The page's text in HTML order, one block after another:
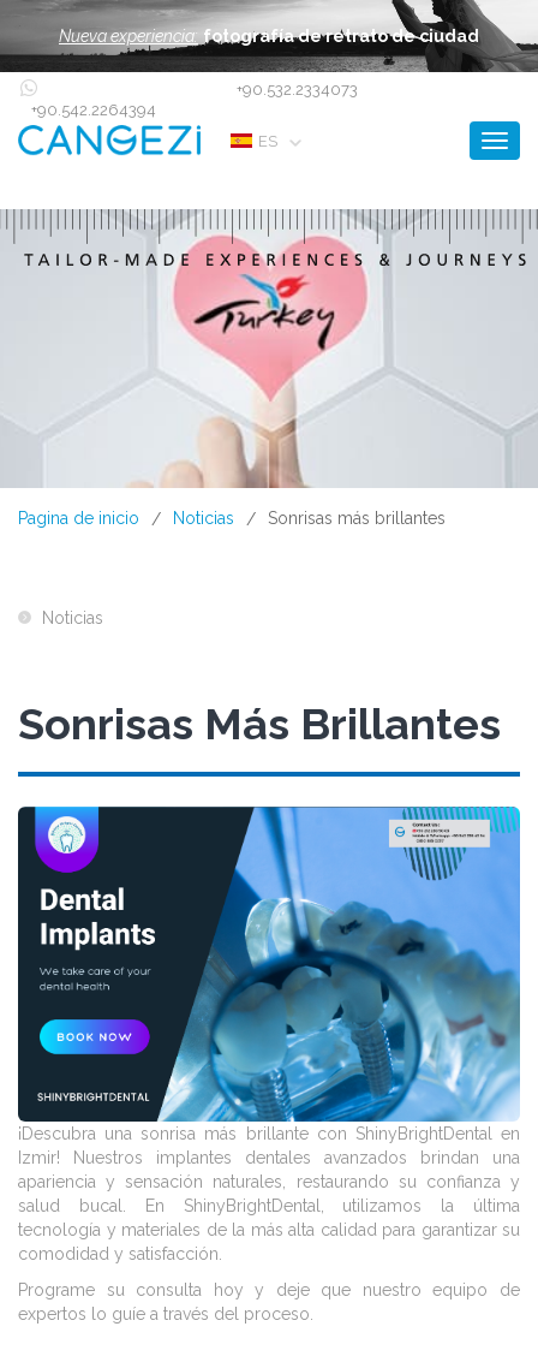
Nueva experiencia: fotografía de retrato de ciudad
+90.542.2264394
+90.532.2334073
ES
Pagina de inicio / Noticias / Sonrisas más brillantes
Noticias
Sonrisas Más Brillantes
¡Descubra una sonrisa más brillante con ShinyBrightDental en
Izmir! Nuestros implantes dentales avanzados brindan una
apariencia y sensación naturales, restaurando su confianza y
salud bucal. En ShinyBrightDental, utilizamos la última
tecnología y materiales de la más alta calidad para garantizar su
comodidad y satisfacción.
Programe su consulta hoy y deje que nuestro equipo de
expertos lo guíe a través del proceso.